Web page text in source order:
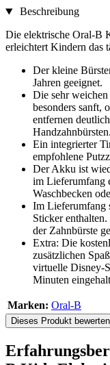
Beschreibung
Die elektrische Oral-B
erleichtert Kindern das
Der kleine
Jahren geeignet.
Die sehr
besonders sanft,
entfernen
Handzahnbürsten.
Ein integrierter
empfohlene
Der Akku ist
im Lieferumfang
Waschbecken
Im Lieferumfang
Sticker
der Zahnbürste
Extra: Die
zusätzlichen
virtuelle Disney-
Minuten
Marken: Oral-B
Dieses Produkt bewerten